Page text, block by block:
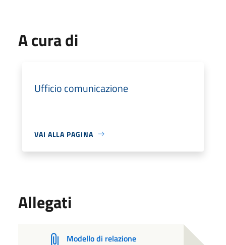
A cura di
Ufficio comunicazione
VAI ALLA PAGINA
Allegati
Modello di relazione